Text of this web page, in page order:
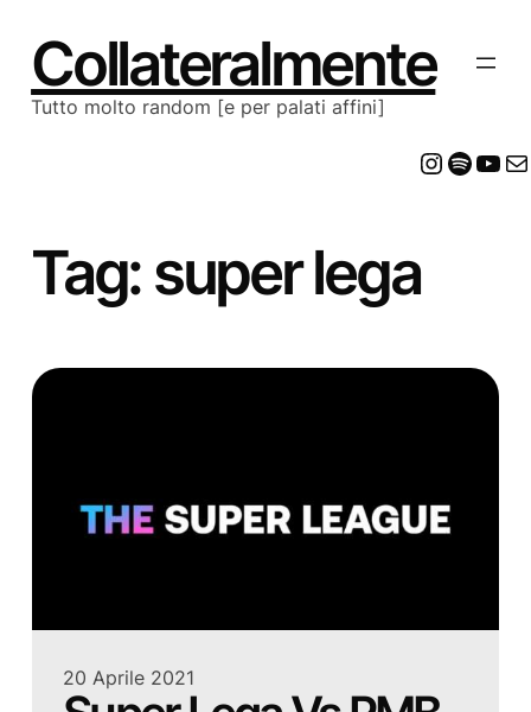
contenuto
Collateralmente
Tutto molto random [e per palati affini]
Tag:super lega
20 Aprile 2021